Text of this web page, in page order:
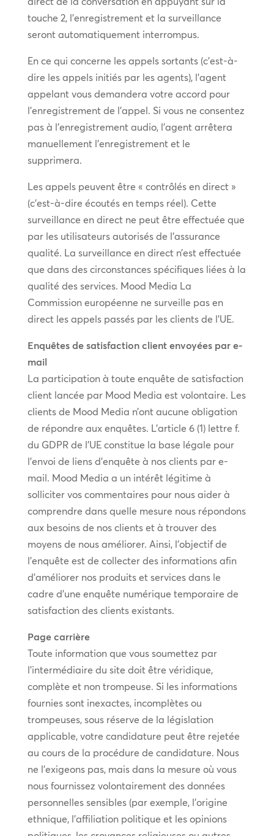
touche 2, l’enregistrement et la surveillance
seront automatiquement interrompus.
En ce qui concerne les appels sortants (c’est-à-
dire les appels initiés par les agents), l’agent
appelant vous demandera votre accord pour
l’enregistrement de l’appel. Si vous ne consentez
pas à l’enregistrement audio, l’agent arrêtera
manuellement l’enregistrement et le
supprimera.
Les appels peuvent être « contrôlés en direct »
(c’est-à-dire écoutés en temps réel). Cette
surveillance en direct ne peut être effectuée que
par les utilisateurs autorisés de l’assurance
qualité. La surveillance en direct n’est effectuée
que dans des circonstances spécifiques liées à la
qualité des services. Mood Media La
Commission européenne ne surveille pas en
direct les appels passés par les clients de l’UE.
Enquêtes de satisfaction client envoyées par e-
mail
La participation à toute enquête de satisfaction
client lancée par Mood Media est volontaire. Les
clients de Mood Media n’ont aucune obligation
de répondre aux enquêtes. L’article 6 (1) lettre f.
du GDPR de l’UE constitue la base légale pour
l’envoi de liens d’enquête à nos clients par e-
mail. Mood Media a un intérêt légitime à
solliciter vos commentaires pour nous aider à
comprendre dans quelle mesure nous répondons
aux besoins de nos clients et à trouver des
moyens de nous améliorer. Ainsi, l’objectif de
l’enquête est de collecter des informations afin
d’améliorer nos produits et services dans le
cadre d’une enquête numérique temporaire de
satisfaction des clients existants.
Page carrière
Toute information que vous soumettez par
l’intermédiaire du site doit être véridique,
complète et non trompeuse. Si les informations
fournies sont inexactes, incomplètes ou
trompeuses, sous réserve de la législation
applicable, votre candidature peut être rejetée
au cours de la procédure de candidature. Nous
ne l’exigeons pas, mais dans la mesure où vous
nous fournissez volontairement des données
personnelles sensibles (par exemple, l’origine
ethnique, l’affiliation politique et les opinions